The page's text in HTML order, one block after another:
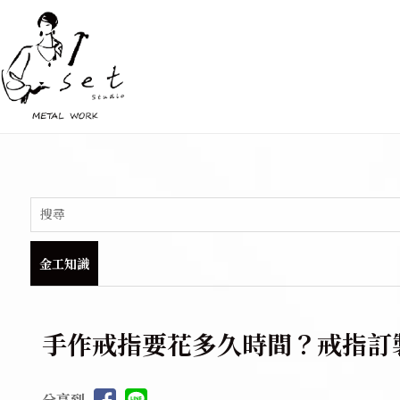
金工知識
手作戒指要花多久時間？戒指